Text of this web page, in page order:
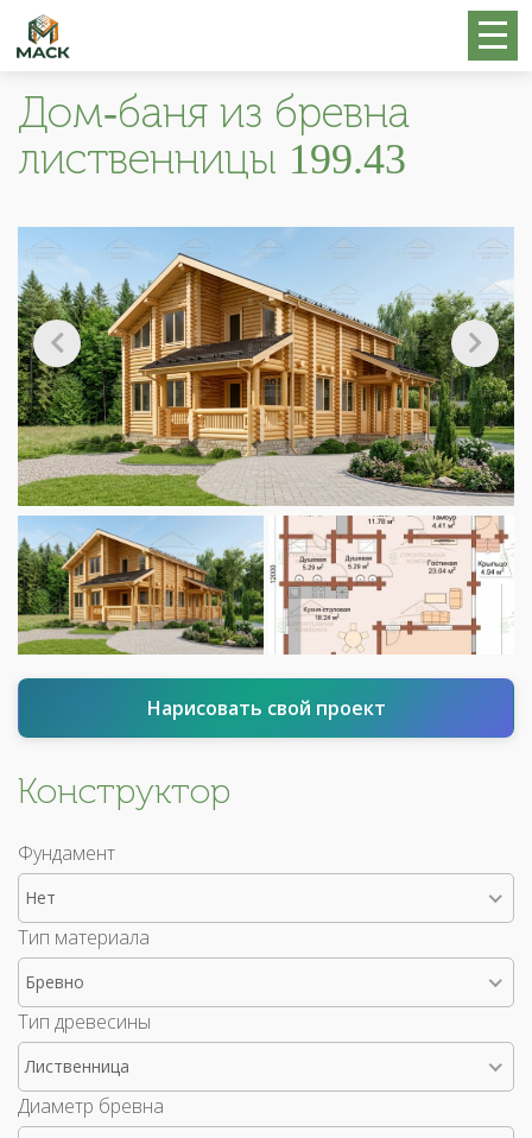
Дом-баня из бревна
лиственницы 199.43
Нарисовать свой проект
Конструктор
Фундамент
Нет
Тип материала
Бревно
Тип древесины
Лиственница
Диаметр бревна